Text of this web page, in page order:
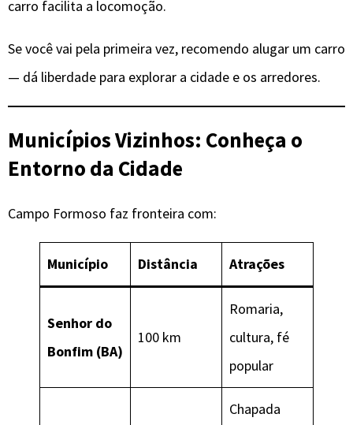
carro facilita a locomoção.
Se você vai pela primeira vez, recomendo alugar um carro
— dá liberdade para explorar a cidade e os arredores.
Municípios Vizinhos: Conheça o
Entorno da Cidade
Campo Formoso faz fronteira com:
Município Distância Atrações
Senhor do
Bonfim (BA)
100 km
Romaria,
cultura, fé
popular
Chapada